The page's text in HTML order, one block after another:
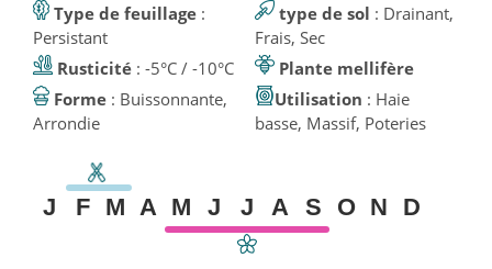
Type de feuillage :
Persistant
Rusticité : -5°C / -10°C
Forme : Buissonnante,
Arrondie
type de sol : Drainant,
Frais, Sec
Plante mellifère
Utilisation : Haie
basse, Massif, Poteries
J F M A M J J A S O N D